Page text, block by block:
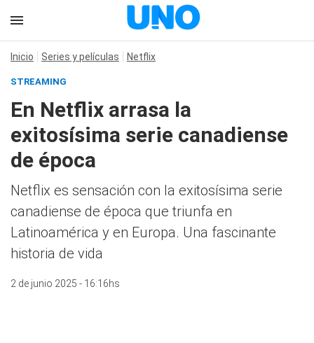
Inicio Series y películas Netflix
STREAMING
En Netflix arrasa la
exitosísima serie canadiense
de época
Netflix es sensación con la exitosísima serie
canadiense de época que triunfa en
Latinoamérica y en Europa. Una fascinante
historia de vida
2 de junio 2025 - 16:16hs